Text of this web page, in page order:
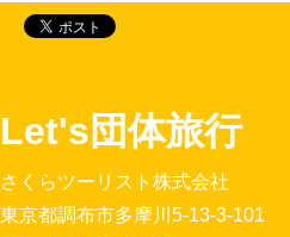
Let's団体旅行
さくらツーリスト株式会社
東京都調布市多摩川5-13-3-101